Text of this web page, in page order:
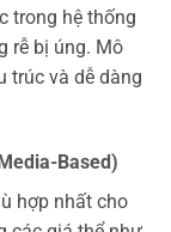
trong hệ thống
rễ bị úng. Mô
trúc và dễ dàng
Based)
hợp nhất cho